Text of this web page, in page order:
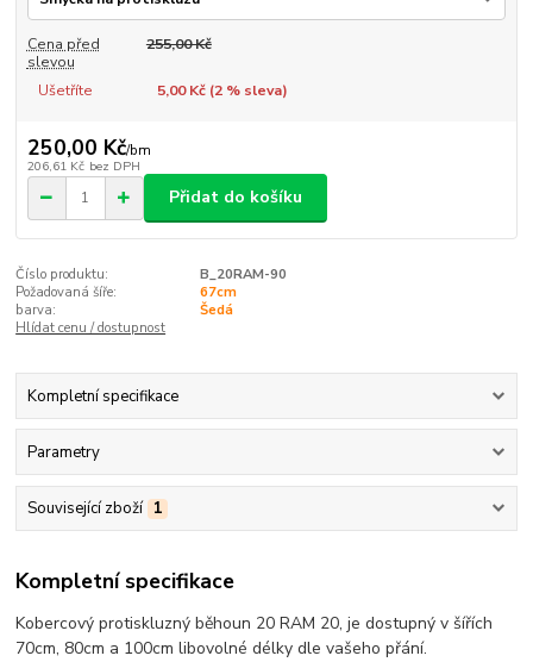
Cena před
slevou
255,00 Kč
Ušetříte 5,00 Kč (2% sleva)
250,00 Kč/bm
206,61 Kč bez DPH
Přidat do košíku
Číslo produktu:
B_20RAM-90
Požadovaná šíře:
67cm
barva:
Šedá
Hlídat cenu / dostupnost
Kompletní specifikace
Parametry
Související zboží 1
Kompletní specifikace
Kobercový protiskluzný běhoun 20 RAM 20, je dostupný v šířích
70cm, 80cm a 100cm libovolné délky dle vašeho přání.